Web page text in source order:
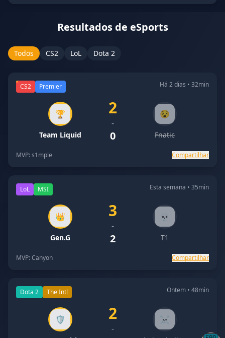
Resultados de eSports
Todos CS2 LoL Dota 2
CS2 Premier Há 2 dias • 32min
🏆
Team Liquid
2
-
0
😵
Fnatic
MVP: s1mple Compartilhar
LoL MSI Esta semana • 35min
👑
Gen.G
3
-
2
💀
T1
MVP: Canyon Compartilhar
Dota 2 The Intl Ontem • 48min
🛡️ 2
-
☠️